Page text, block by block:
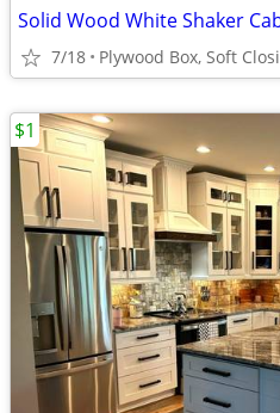
7/18 Plywood Box, Soft
$1